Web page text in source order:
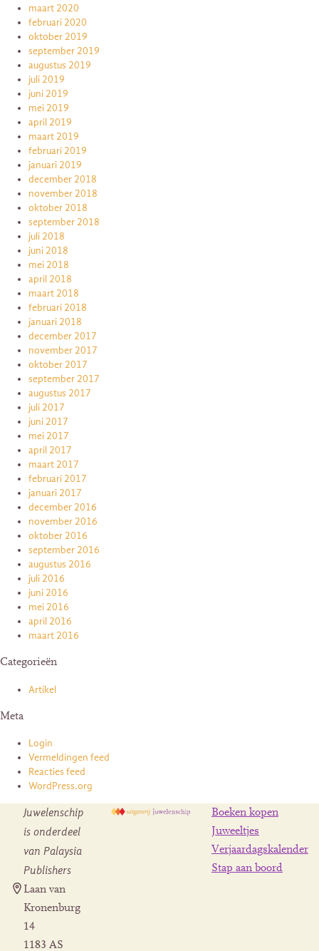
maart 2020
februari 2020
oktober 2019
september 2019
augustus 2019
juli 2019
juni 2019
mei 2019
april 2019
maart 2019
februari 2019
januari 2019
december 2018
november 2018
oktober 2018
september 2018
juli 2018
juni 2018
mei 2018
april 2018
maart 2018
februari 2018
januari 2018
december 2017
november 2017
oktober 2017
september 2017
augustus 2017
juli 2017
juni 2017
mei 2017
april 2017
maart 2017
februari 2017
januari 2017
december 2016
november 2016
oktober 2016
september 2016
augustus 2016
juli 2016
juni 2016
mei 2016
april 2016
maart 2016
Categorieën
Artikel
Meta
Login
Vermeldingen feed
Reacties feed
WordPress.org
Juwelenschip
is onderdeel
van Palaysia
Publishers
Laan van
Kronenburg
14
1183 AS
Boeken kopen
Juweeltjes
Verjaardagskalender
Stap aan boord